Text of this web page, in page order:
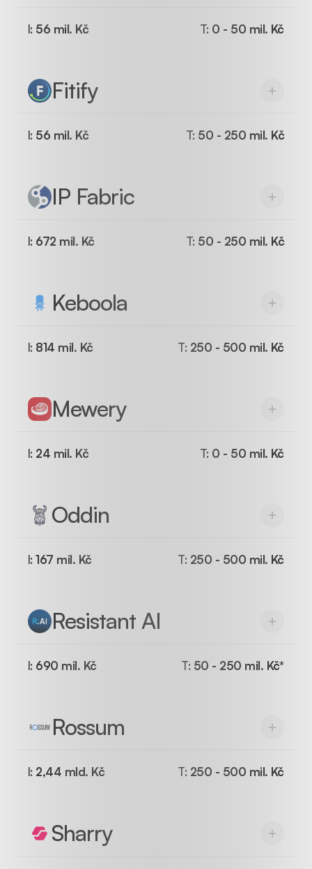
I: 56 mil. Kč T: 0 - 50 mil. Kč
Fitify
I: 56 mil. Kč T: 50 - 250 mil. Kč
IP Fabric
I: 672 mil. Kč T: 50 - 250 mil. Kč
Keboola
I: 814 mil. Kč T: 250 - 500 mil. Kč
Mewery
I: 24 mil. Kč T: 0 - 50 mil. Kč
Oddin
I:167 mil. Kč T: 250 - 500 mil. Kč
Resistant AI
I: 690 mil. Kč T: 50 - 250 mil. Kč*
Rossum
I: 2,44 mld. Kč T: 250 - 500 mil. Kč
Sharry